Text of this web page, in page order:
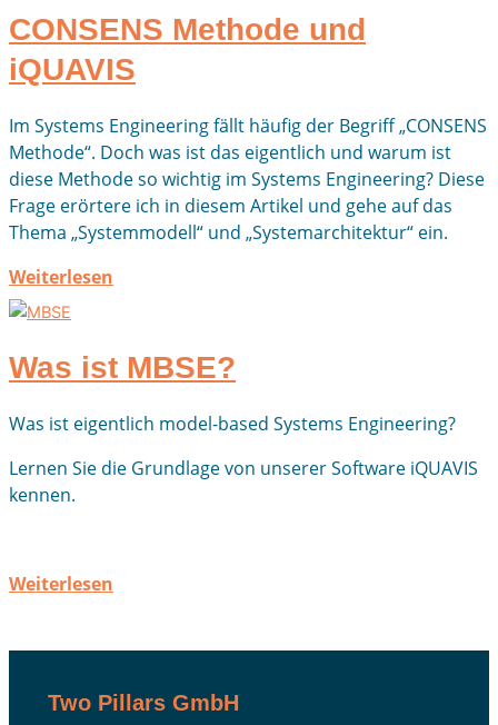
CONSENS Methode und
iQUAVIS
Im Systems Engineering fällt häufig der Begriff „CONSENS
Methode“. Doch was ist das eigentlich und warum ist
diese Methode so wichtig im Systems Engineering? Diese
Frage erörtere ich in diesem Artikel und gehe auf das
Thema „Systemmodell“ und „Systemarchitektur“ ein.
Weiterlesen
Was ist MBSE?
Was ist eigentlich model-based Systems Engineering?
Lernen Sie die Grundlage von unserer Software iQUAVIS
kennen.
Weiterlesen
Two Pillars GmbH